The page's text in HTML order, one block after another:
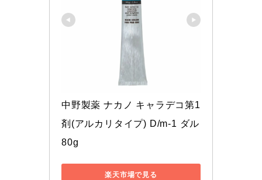
中野製薬 ナカノ キャラデコ第1
剤(アルカリタイプ) D/m-1 ダル
80g
楽天市場で見る